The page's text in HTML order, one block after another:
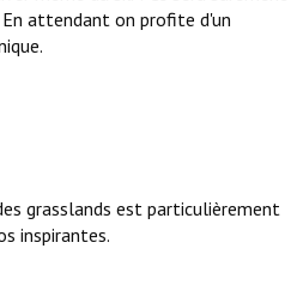
attendant on profite d'un
grasslands est particulièrement
inspirantes.